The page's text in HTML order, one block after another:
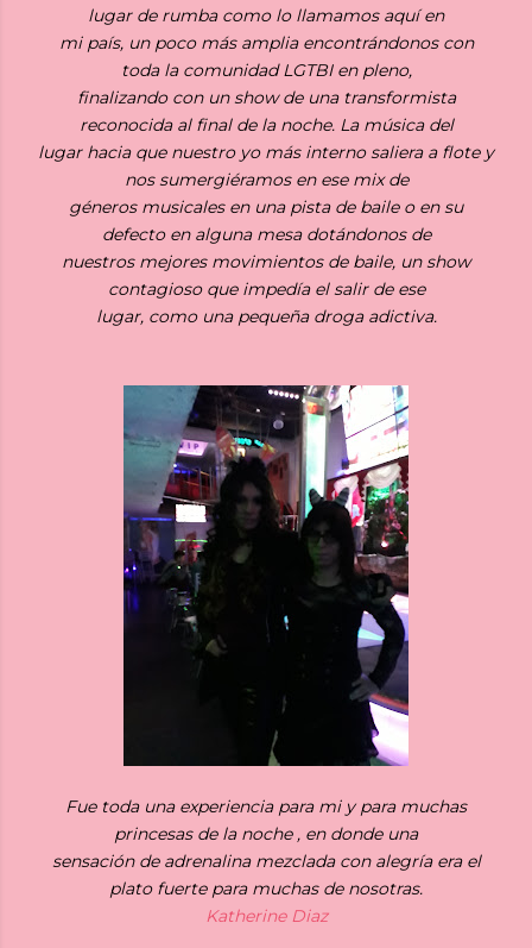
lugar de rumba como lo llamamos aquí en
mi país, un poco más amplia encontrándonos con
toda la comunidad LGTBI en pleno,
finalizando con un show de una transformista
reconocida al final de la noche. La música del
lugar hacia que nuestro yo más interno saliera a flote y
nos sumergiéramos en ese mix de
géneros musicales en una pista de baile o en su
defecto en alguna mesa dotándonos de
nuestros mejores movimientos de baile, un show
contagioso que impedía el salir de ese
lugar, como una pequeña droga adictiva.
Fue toda una experiencia para mi y para muchas
princesas de la noche , en donde una
sensación de adrenalina mezclada con alegría era el
plato fuerte para muchas de nosotras.
Katherine Diaz